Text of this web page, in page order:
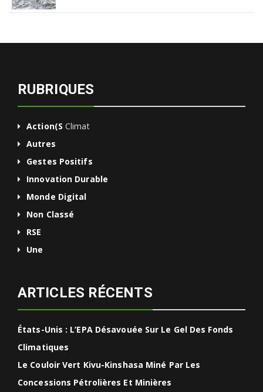
RUBRIQUES
Action(s Climat
Autres
Gestes Positifs
Innovation Durable
Monde Digital
Non Classé
RSE
Une
ARTICLES RÉCENTS
États-Unis : L’EPA Désavouée Sur Le Gel Des Fonds
Climatiques
Le Couloir Vert Kivu-Kinshasa Miné Par Les
Concessions Pétrolières Et Minières